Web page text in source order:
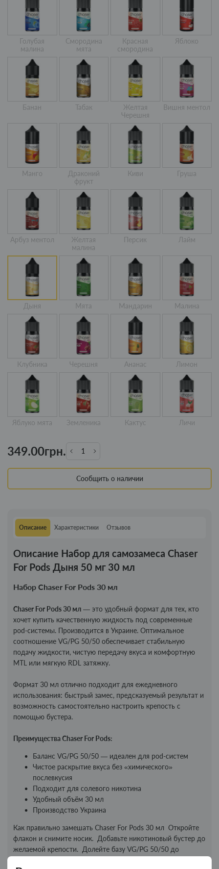
Голубая
малина
Смородина
мята
Красная
смородина
Яблоко
Банан Табак
Желтая
Черешня
Вишня ментол
Манго
Драконий
фрукт
Киви Груша
Арбуз ментол
Желтая
малина
Персик Лайм
Дыня Мята Мандарин Малина
Клубника Черешня Ананас Лимон
Яблуко мята Земленика Кактус Личи
349.00грн.
Сообщить о наличии
Описание Характеристики Отзывов
Описание Набор для самозамеса Chaser
For Pods Дыня 50 мг 30 мл
Набор Chaser For Pods 30 мл
Chaser For Pods 30 мл — это удобный формат для тех, кто
хочет купить качественную жидкость под современные
pod-системы. Производится в Украине. Оптимальное
соотношение VG/PG 50/50 обеспечивает стабильную
подачу жидкости, чистую передачу вкуса и комфортную
MTL или мягкую RDL затяжку.
Формат 30 мл отлично подходит для ежедневного
использования: быстрый замес, предсказуемый результат и
возможность самостоятельно настроить крепость с
помощью бустера.
Преимущества Chaser For Pods:
Баланс VG/PG 50/50 — идеален для pod-систем
Чистое раскрытие вкуса без «химического»
послевкусия
Подходит для солевого никотина
Удобный объём 30 мл
Производство Украина
Как правильно замешать Chaser For Pods 30 мл Откройте
флакон и снимите носик. Добавьте никотиновый бустер до
желаемой крепости. Долейте базу VG/PG 50/50 до